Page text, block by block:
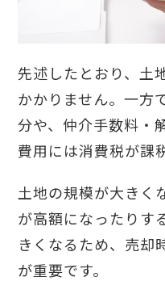
先述したとおり、土
かかりません。一方
分や、仲介手数料・
費用には消費税が課
土地の規模が大きく
が高額になったりす
きくなるため、売却
が重要です。